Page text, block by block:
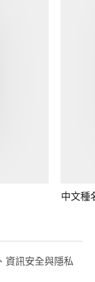
中文種
資訊安全與隱私